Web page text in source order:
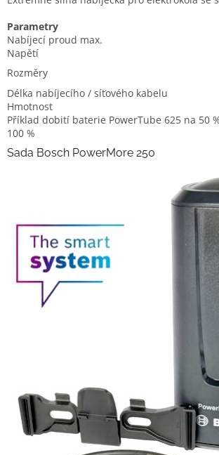
Parametry
Nabíjecí proud max.
Napětí
Rozměry
Délka nabíjecího / síťového kabelu
Hmotnost
Příklad dobití baterie PowerTube 625 na 50
100 %
Sada Bosch PowerMore 250